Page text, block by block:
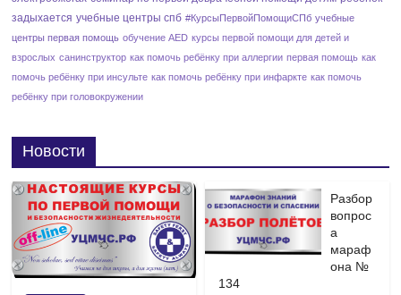
задыхается учебные центры спб #КурсыПервойПомощиСПб учебные
центры первая помощь обучение AED курсы первой помощи для детей и
взрослых санинструктор как помочь ребёнку при аллергии первая помощь как
помочь ребёнку при инсульте как помочь ребёнку при инфаркте как помочь
ребёнку при головокружении
Новости
Разбор
вопрос
а
мараф
она №
134